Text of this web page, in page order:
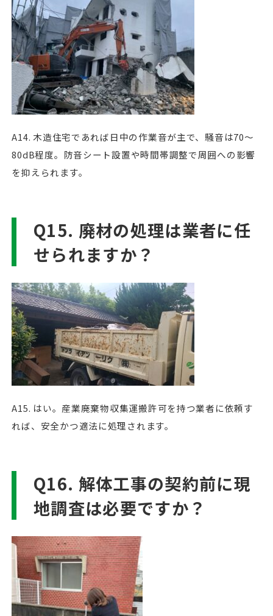
A14. 木造住宅であれば日中の作業音が主で、騒音は70〜
80dB程度。防音シート設置や時間帯調整で周囲への影響
を抑えられます。
Q15. 廃材の処理は業者に任
せられますか？
A15. はい。産業廃棄物収集運搬許可を持つ業者に依頼す
れば、安全かつ適法に処理されます。
Q16. 解体工事の契約前に現
地調査は必要ですか？